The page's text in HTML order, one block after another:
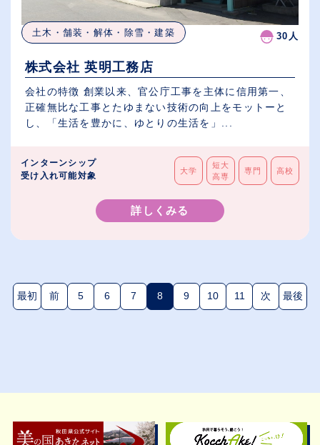
土木・舗装・解体・除雪・建築 30人
株式会社 英明工務店
会社の特徴 創業以来、官公庁工事を主体に信用第一、
正確無比な工事とたゆまない技術の向上をモットーと
し、「生活を豊かに、ゆとりの生活を」...
インターンシップ
受け入れ可能対象
大学
短大
高専
専門 高校
詳しくみる
最初 前 5 6 7 8(現在のページ)
9 10 11 次 最後